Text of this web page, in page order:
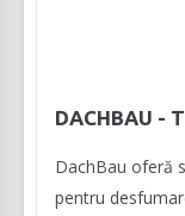
DACHBAU -
DachBau oferă
pentru